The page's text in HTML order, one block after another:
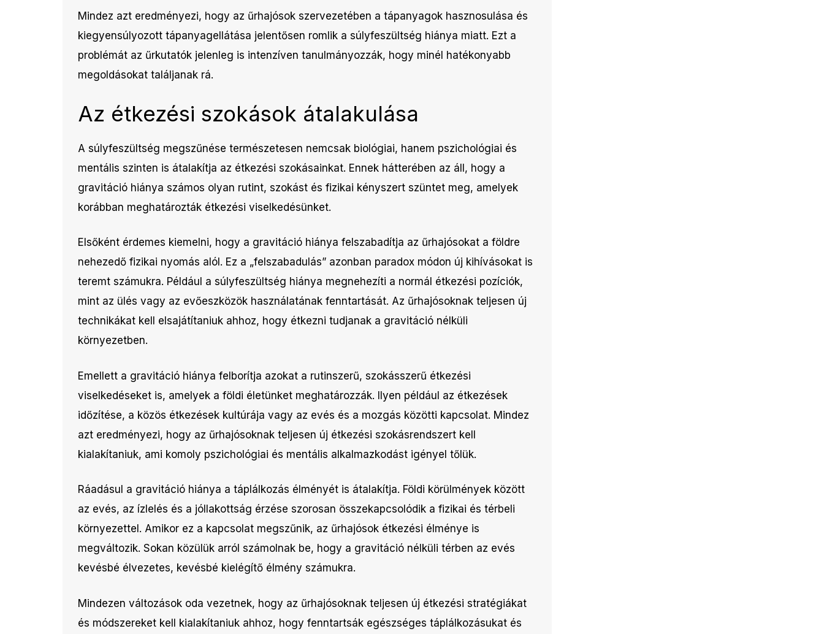
Mindez azt eredményezi, hogy az űrhajósok szervezetében a tápanyagok hasznosulása és
kiegyensúlyozott tápanyagellátása jelentősen romlik a súlyfeszültség hiánya miatt. Ezt a
problémát az űrkutatók jelenleg is intenzíven tanulmányozzák, hogy minél hatékonyabb
megoldásokat találjanak rá.
Az étkezési szokások átalakulása
A súlyfeszültség megszűnése természetesen nemcsak biológiai, hanem pszichológiai és
mentális szinten is átalakítja az étkezési szokásainkat. Ennek hátterében az áll, hogy a
gravitáció hiánya számos olyan rutint, szokást és fizikai kényszert szüntet meg, amelyek
korábban meghatározták étkezési viselkedésünket.
Elsőként érdemes kiemelni, hogy a gravitáció hiánya felszabadítja az űrhajósokat a földre
nehezedő fizikai nyomás alól. Ez a „felszabadulás” azonban paradox módon új kihívásokat is
teremt számukra. Például a súlyfeszültség hiánya megnehezíti a normál étkezési pozíciók,
mint az ülés vagy az evőeszközök használatának fenntartását. Az űrhajósoknak teljesen új
technikákat kell elsajátítaniuk ahhoz, hogy étkezni tudjanak a gravitáció nélküli
környezetben.
Emellett a gravitáció hiánya felborítja azokat a rutinszerű, szokásszerű étkezési
viselkedéseket is, amelyek a földi életünket meghatározzák. Ilyen például az étkezések
időzítése, a közös étkezések kultúrája vagy az evés és a mozgás közötti kapcsolat. Mindez
azt eredményezi, hogy az űrhajósoknak teljesen új étkezési szokásrendszert kell
kialakítaniuk, ami komoly pszichológiai és mentális alkalmazkodást igényel tőlük.
Ráadásul a gravitáció hiánya a táplálkozás élményét is átalakítja. Földi körülmények között
az evés, az ízlelés és a jóllakottság érzése szorosan összekapcsolódik a fizikai és térbeli
környezettel. Amikor ez a kapcsolat megszűnik, az űrhajósok étkezési élménye is
megváltozik. Sokan közülük arról számolnak be, hogy a gravitáció nélküli térben az evés
kevésbé élvezetes, kevésbé kielégítő élmény számukra.
Mindezen változások oda vezetnek, hogy az űrhajósoknak teljesen új étkezési stratégiákat
és módszereket kell kialakítaniuk ahhoz, hogy fenntartsák egészséges táplálkozásukat és